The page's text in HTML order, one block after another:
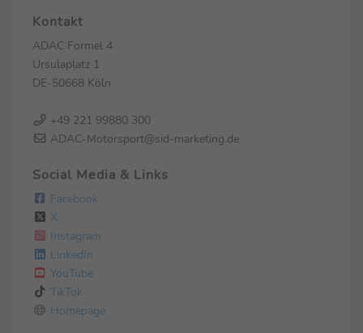
Kontakt
ADAC Formel 4
Ursulaplatz 1
DE-50668 Köln
+49 221 99880 300
ADAC-Motorsport@sid-marketing.de
Social Media & Links
Facebook
X
Instagram
LinkedIn
YouTube
TikTok
Homepage